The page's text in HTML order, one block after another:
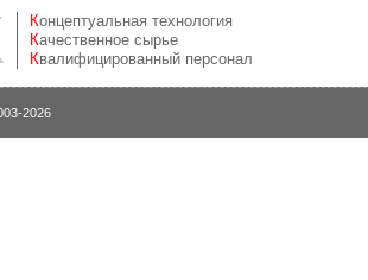
Концептуальная технология
Качественное сырье
Квалифицированный персонал
2026